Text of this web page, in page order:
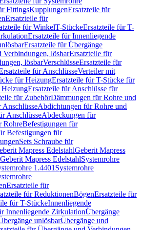
FittingsKupplungenErsatzteile für
Ersatzteile für
für WinkelT-StückeErsatzteile für T-
Ersatzteile für Innenliegende
Ersatzteile für Übergänge
Verbindungen, lösbarErsatzteile für
lösbarVerschlüsseErsatzteile für
für AnschlüsseVerteiler mit
für HeizungErsatzteile für T-Stücke für
HeizungErsatzteile für Anschlüsse für
für ZubehörDämmungen für Rohre und
Abdichtungen für Rohre und
AnschlüsseAbdeckungen für
RohreBefestigungen für
Befestigungen für
Sets Schraube für
Mapress EdelstahlGeberit Mapress
Mapress EdelstahlSystemrohre
1.4401 Systemrohre
Ersatzteile für
für ReduktionenBögenErsatzteile für
für T-StückeInnenliegende
Innenliegende ZirkulationÜbergänge
unlösbarÜbergänge und